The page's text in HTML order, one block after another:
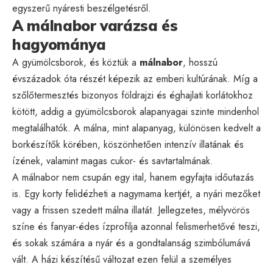
egyszerű nyáresti beszélgetésről.
A málnabor varázsa és
hagyománya
A gyümölcsborok, és köztük a málnabor, hosszú
évszázadok óta részét képezik az emberi kultúrának. Míg a
szőlőtermesztés bizonyos földrajzi és éghajlati korlátokhoz
kötött, addig a gyümölcsborok alapanyagai szinte mindenhol
megtalálhatók. A málna, mint alapanyag, különösen kedvelt a
borkészítők körében, köszönhetően intenzív illatának és
ízének, valamint magas cukor- és savtartalmának.
A málnabor nem csupán egy ital, hanem egyfajta időutazás
is. Egy korty felidézheti a nagymama kertjét, a nyári mezőket
vagy a frissen szedett málna illatát. Jellegzetes, mélyvörös
színe és fanyar-édes ízprofilja azonnal felismerhetővé teszi,
és sokak számára a nyár és a gondtalanság szimbólumává
vált. A házi készítésű változat ezen felül a személyes